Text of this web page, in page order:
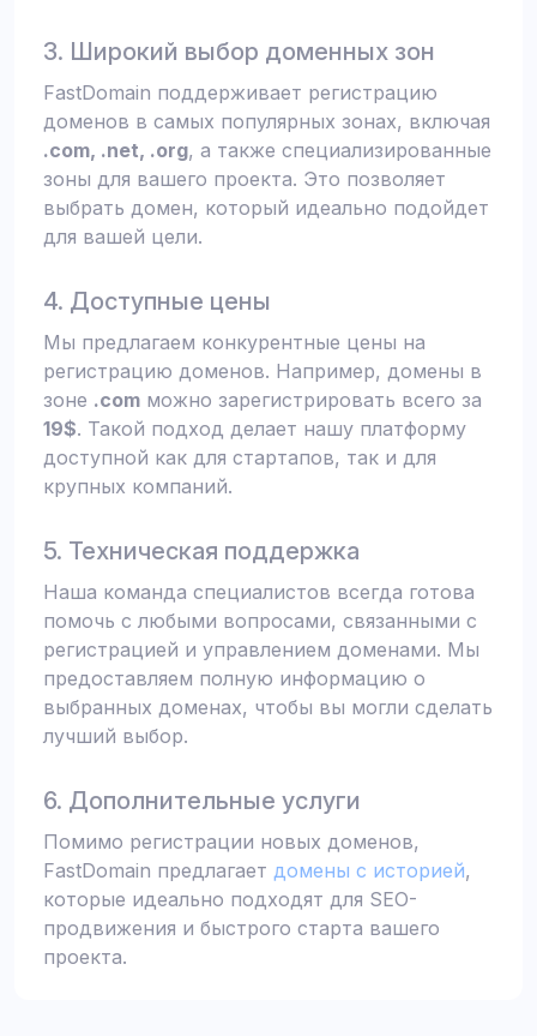
3. Широкий выбор доменных зон
FastDomain поддерживает регистрацию
доменов в самых популярных зонах, включая
.com, .net, .org, а также специализированные
зоны для вашего проекта. Это позволяет
выбрать домен, который идеально подойдет
для вашей цели.
4. Доступные цены
Мы предлагаем конкурентные цены на
регистрацию доменов. Например, домены в
зоне .com можно зарегистрировать всего за
19$. Такой подход делает нашу платформу
доступной как для стартапов, так и для
крупных компаний.
5. Техническая поддержка
Наша команда специалистов всегда готова
помочь с любыми вопросами, связанными с
регистрацией и управлением доменами. Мы
предоставляем полную информацию о
выбранных доменах, чтобы вы могли сделать
лучший выбор.
6. Дополнительные услуги
Помимо регистрации новых доменов,
FastDomain предлагает домены с историей,
которые идеально подходят для SEO-
продвижения и быстрого старта вашего
проекта.